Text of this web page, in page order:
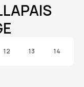
12 13 14